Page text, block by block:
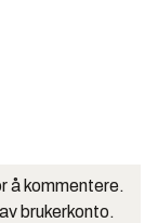
å kommentere.
brukerkonto.